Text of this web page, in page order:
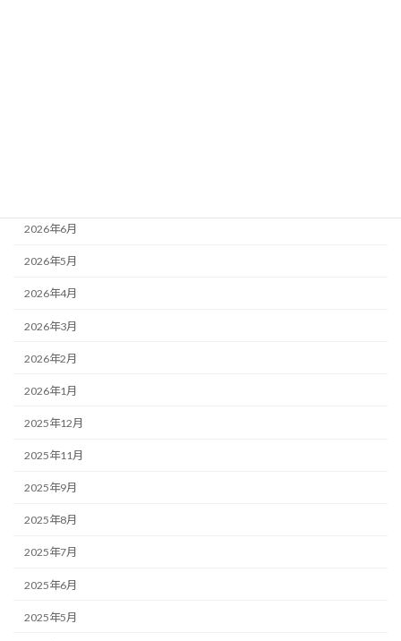
2026年6月
2026年5月
2026年4月
2026年3月
2026年2月
2026年1月
2025年12月
2025年11月
2025年9月
2025年8月
2025年7月
2025年6月
2025年5月